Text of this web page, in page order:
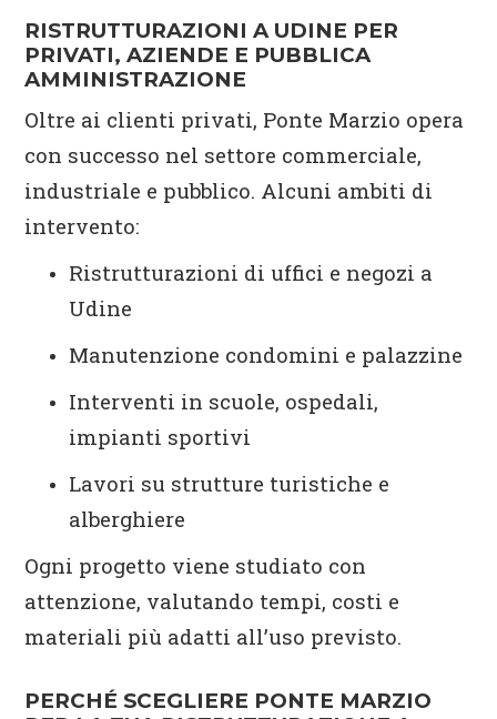
RISTRUTTURAZIONI A UDINE PER
PRIVATI, AZIENDE E PUBBLICA
AMMINISTRAZIONE
Oltre ai clienti privati, Ponte Marzio opera
con successo nel settore commerciale,
industriale e pubblico. Alcuni ambiti di
intervento:
Ristrutturazioni di uffici e negozi a
Udine
Manutenzione condomini e palazzine
Interventi in scuole, ospedali,
impianti sportivi
Lavori su strutture turistiche e
alberghiere
Ogni progetto viene studiato con
attenzione, valutando tempi, costi e
materiali più adatti all’uso previsto.
PERCHÉ SCEGLIERE PONTE MARZIO